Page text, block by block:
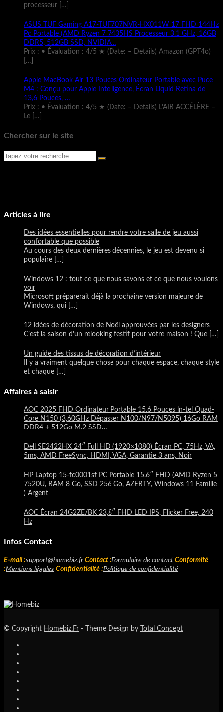
processeur
[…]
ASUS TUF Gaming A17-TUF707NVR-HX011W 17 FHD 144Hz
Pc Portable (AMD Ryzen 7 7435HS Processeur 3.1 GHz, 16GB
DDR5, 512GB SSD, NVIDIA…
Prix : • Évaluation : 4/5 ★ (Date: – Details) Amazon (GPT4o)
[…]
Apple MacBook Air 13 Pouces Ordinateur Portable avec Puce
M4 : Conçu pour Apple Intelligence, Écran Liquid Retina de
13,6 Pouces, …
Prix : • Évaluation : 4/5 ★ (Date: – Details) L’AIR ACCÉLÈRE –
Le
[…]
Chercher sur le site
Articles à lire
Des idées essentielles pour rendre votre salle de jeu aussi
confortable que possible
Au cours des deux dernières décennies, le jeu est devenu si
populaire
[…]
Windows 12 : tout ce que nous savons et ce que nous voulons
voir
Microsoft préparerait déjà la prochaine version majeure de
Windows, qui
[…]
12 idées de décoration de Noël approuvées par les designers
C’est la saison d’un relooking festif pour votre maison ! Que
[…]
Un guide des tissus de décoration d’intérieur
Il y a vraiment quelque chose pour chaque espace, chaque style
et chaque
[…]
Affaires à saisir
AOC 2025 FHD Ordinateur Portable 15.6 Pouces ln-tel Quad-
Core N150 (3,60GHz Dépasser N100/N97/N5095) 16Go RAM
DDR4 + 512Go M.2 SSD…
Dell SE2422HX 24″ Full HD (1920×1080) Écran PC, 75Hz, VA,
5ms, AMD FreeSync, HDMI, VGA, Garantie 3 ans, Noir
HP Laptop 15-fc0001sf PC Portable 15.6″ FHD (AMD Ryzen 5
7520U, RAM 8 Go, SSD 256 Go, AZERTY, Windows 11 Famille
) Argent
AOC Écran 24G2ZE/BK 23,8″ FHD LED IPS, Flicker Free, 240
Hz
Infos Contact
E-mail :support@homebiz.fr Contact :Formulaire de contact Conformité
:Mentions légales Confidentialité :Politique de confidentialité
© Copyright Homebiz.Fr - Theme Design by Total Concept